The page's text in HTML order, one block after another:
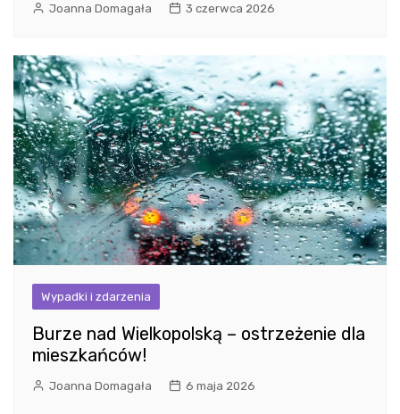
Joanna Domagała 3 czerwca 2026
Wypadki i zdarzenia
Burze nad Wielkopolską – ostrzeżenie dla
mieszkańców!
Joanna Domagała 6 maja 2026